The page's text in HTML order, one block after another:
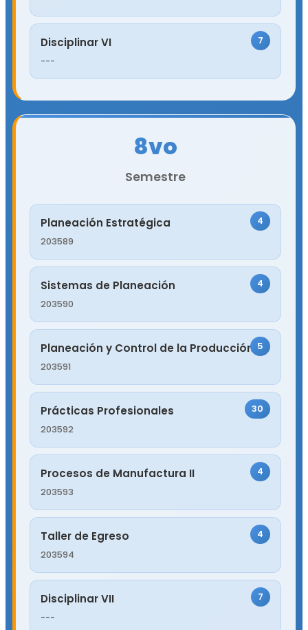
Disciplinar VI
---
7
8vo
Semestre
Planeación Estratégica
203589
4
Sistemas de Planeación
203590
4
Planeación y Control de la Producción
203591
5
Prácticas Profesionales
203592
30
Procesos de Manufactura II
203593
4
Taller de Egreso
203594
4
Disciplinar VII
---
7